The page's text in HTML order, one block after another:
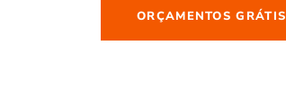
ORÇAMENTOS GRÁTIS